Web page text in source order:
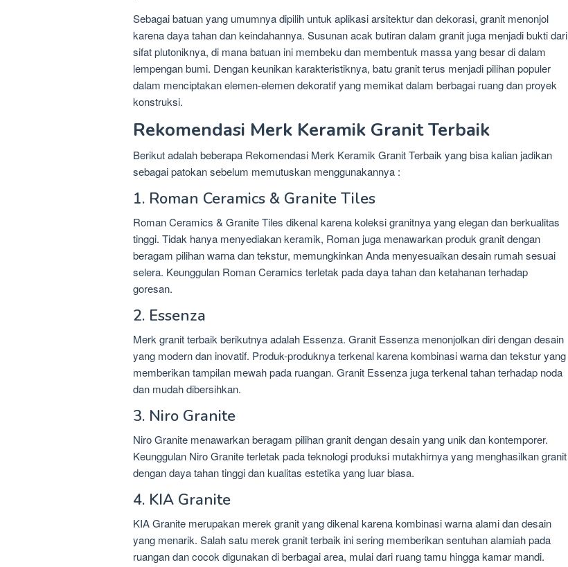
Sebagai batuan yang umumnya dipilih untuk aplikasi arsitektur dan dekorasi, granit menonjol
karena daya tahan dan keindahannya. Susunan acak butiran dalam granit juga menjadi bukti dari
sifat plutoniknya, di mana batuan ini membeku dan membentuk massa yang besar di dalam
lempengan bumi. Dengan keunikan karakteristiknya, batu granit terus menjadi pilihan populer
dalam menciptakan elemen-elemen dekoratif yang memikat dalam berbagai ruang dan proyek
konstruksi.
Rekomendasi Merk Keramik Granit Terbaik
Berikut adalah beberapa Rekomendasi Merk Keramik Granit Terbaik yang bisa kalian jadikan
sebagai patokan sebelum memutuskan menggunakannya :
1. Roman Ceramics & Granite Tiles
Roman Ceramics & Granite Tiles dikenal karena koleksi granitnya yang elegan dan berkualitas
tinggi. Tidak hanya menyediakan keramik, Roman juga menawarkan produk granit dengan
beragam pilihan warna dan tekstur, memungkinkan Anda menyesuaikan desain rumah sesuai
selera. Keunggulan Roman Ceramics terletak pada daya tahan dan ketahanan terhadap
goresan.
2. Essenza
Merk granit terbaik berikutnya adalah Essenza. Granit Essenza menonjolkan diri dengan desain
yang modern dan inovatif. Produk-produknya terkenal karena kombinasi warna dan tekstur yang
memberikan tampilan mewah pada ruangan. Granit Essenza juga terkenal tahan terhadap noda
dan mudah dibersihkan.
3. Niro Granite
Niro Granite menawarkan beragam pilihan granit dengan desain yang unik dan kontemporer.
Keunggulan Niro Granite terletak pada teknologi produksi mutakhirnya yang menghasilkan granit
dengan daya tahan tinggi dan kualitas estetika yang luar biasa.
4. KIA Granite
KIA Granite merupakan merek granit yang dikenal karena kombinasi warna alami dan desain
yang menarik. Salah satu merek granit terbaik ini sering memberikan sentuhan alamiah pada
ruangan dan cocok digunakan di berbagai area, mulai dari ruang tamu hingga kamar mandi.